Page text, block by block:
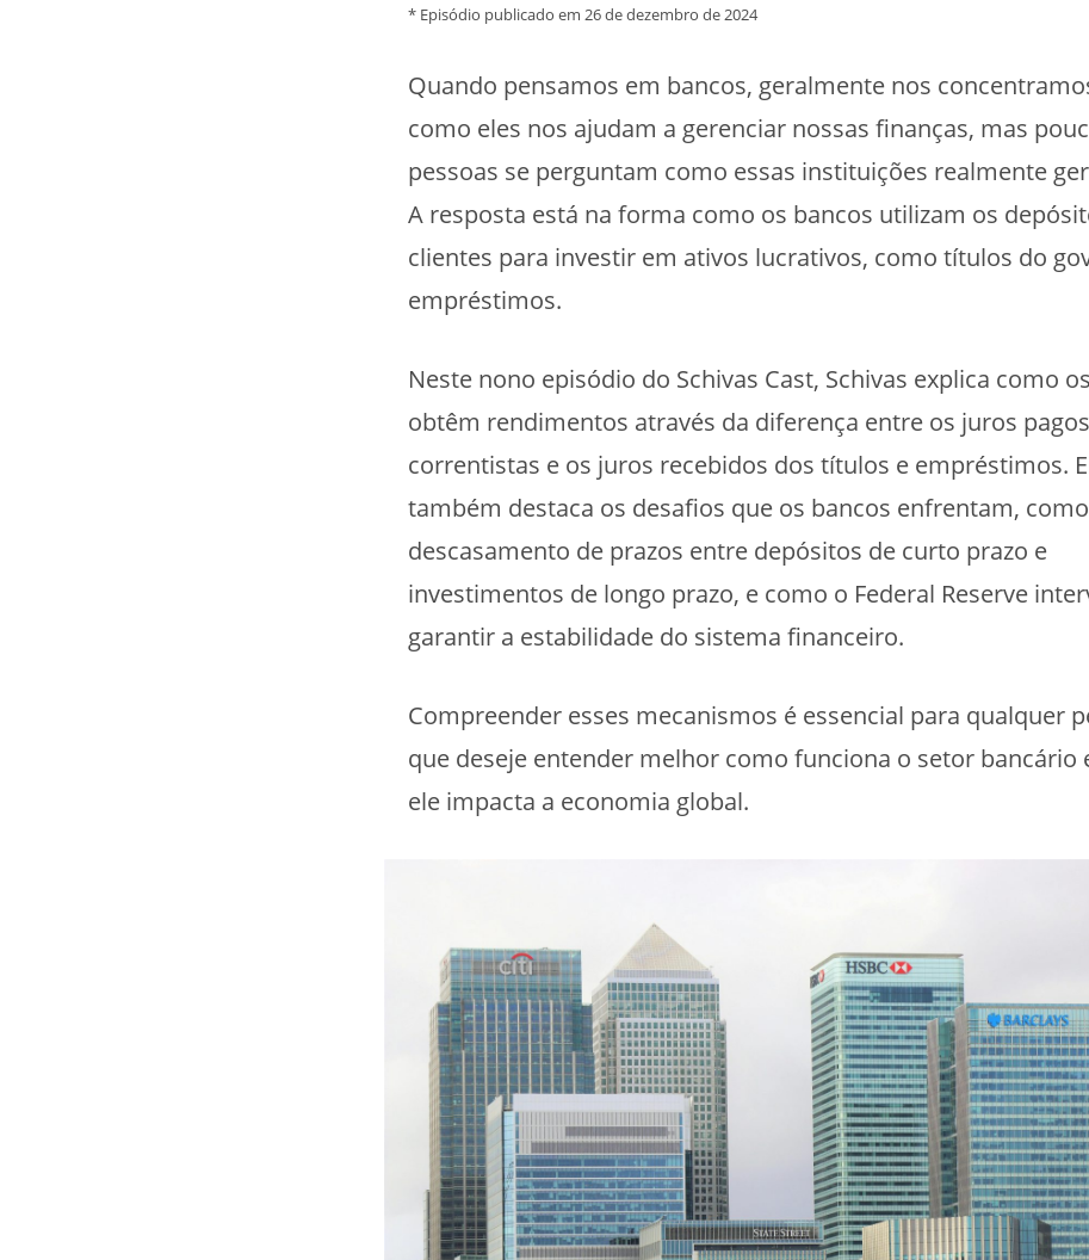
* Episódio publicado em 26 de dezembro de 2024
Quando pensamos em bancos, geralmente nos
como eles nos ajudam a gerenciar nossas finanças, mas
pessoas se perguntam como essas instituições realmente
A resposta está na forma como os bancos utilizam os
clientes para investir em ativos lucrativos, como títulos do
empréstimos.
Neste nono episódio do Schivas Cast, Schivas explica como
obtêm rendimentos através da diferença entre os juros
correntistas e os juros recebidos dos títulos e empréstimos.
também destaca os desafios que os bancos enfrentam,
descasamento de prazos entre depósitos de curto prazo e
investimentos de longo prazo, e como o Federal Reserve
garantir a estabilidade do sistema financeiro.
Compreender esses mecanismos é essencial para qualquer
que deseje entender melhor como funciona o setor bancário
ele impacta a economia global.